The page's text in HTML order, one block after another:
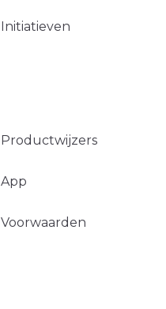
Initiatieven
Productwijzers
App
Voorwaarden